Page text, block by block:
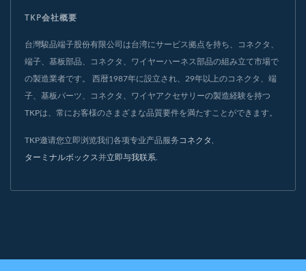
TKP会社概要
台灣駿品端子股份有限公司は台湾にサービス拠点を持ち、コネクタ、
端子、基板部品、コネクタ、ワイヤーハーネス部品の組み立て市場で
の製造業者です。 西暦1987年に設立され、29年以上のコネクタ、端
子、基板パーツ、コネクタ、ワイヤアクセサリーの製造経験を持つ
TKPは、常にお客様のさまざまな品質要件を満たすことができます。
TKP邀请您立即浏览我们各项专业产品服务 コネクタ
ターミナルボックス并立即与我联系